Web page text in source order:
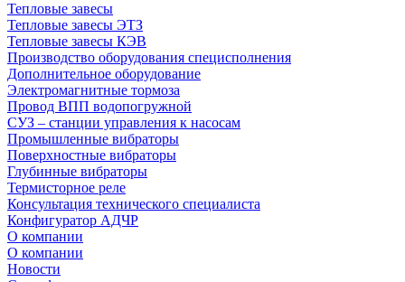
Тепловые завесы
Тепловые завесы ЭТЗ
Тепловые завесы КЭВ
Производство оборудования специсполнения
Дополнительное оборудование
Электромагнитные тормоза
Провод ВПП водопогружной
СУЗ – станции управления к насосам
Промышленные вибраторы
Поверхностные вибраторы
Глубинные вибраторы
Термисторное реле
Консультация технического специалиста
Конфигуратор АДЧР
О компании
О компании
Новости